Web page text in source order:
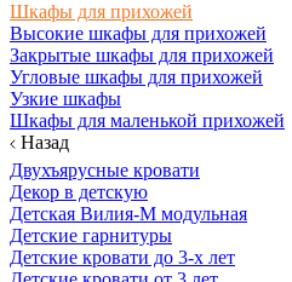
Шкафы для прихожей
Высокие шкафы для прихожей
Закрытые шкафы для прихожей
Угловые шкафы для прихожей
Узкие шкафы
Шкафы для маленькой прихожей
Назад
Двухъярусные кровати
Декор в детскую
Детская Вилия-М модульная
Детские гарнитуры
Детские кровати до 3-х лет